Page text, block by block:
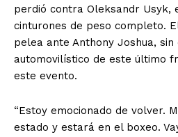
perdió contra Oleksandr Usyk,
cinturones de peso completo.
pelea ante Anthony Joshua,
automovilístico de este último
este evento.
“Estoy emocionado de volver.
estado y estará en el boxeo.